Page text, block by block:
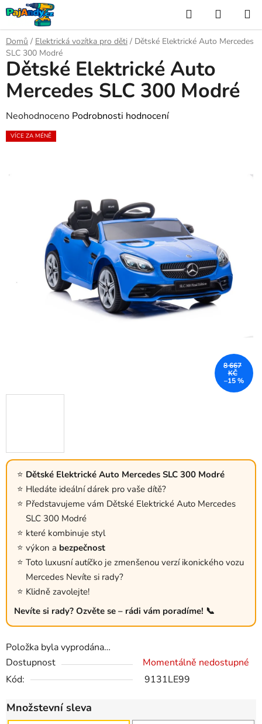
Přejít
na
obsah
Hledat
KOŠÍK
Domů / Elektrická vozítka pro děti / Dětské Elektrické Auto Mercedes
SLC 300 Modré
Dětské Elektrické Auto Mercedes SLC 300 Modré
Hledáte ideální dárek pro vaše dítě?
Představujeme vám Dětské Elektrické Auto Mercedes
SLC 300 Modré
které kombinuje styl
výkon a bezpečnost
Toto luxusní autíčko je zmenšenou verzí ikonického vozu
Mercedes Nevíte si rady?
Klidně zavolejte!
Nevíte si rady? Ozvěte se – rádi vám poradíme! 📞
Položka byla vyprodána…
Dostupnost
Momentálně nedostupné
Kód:
9131LE99
Množstevní sleva
Dětské Elektrické Auto
Mercedes SLC 300 Modré
Průměrné
hodnocení
0,0
Neohodnoceno Podrobnosti hodnocení
VÍCE ZA MÉNĚ
8 667
KČ
–15 %